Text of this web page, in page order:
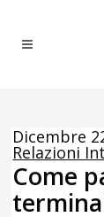
Dicembre
Relazioni
Come